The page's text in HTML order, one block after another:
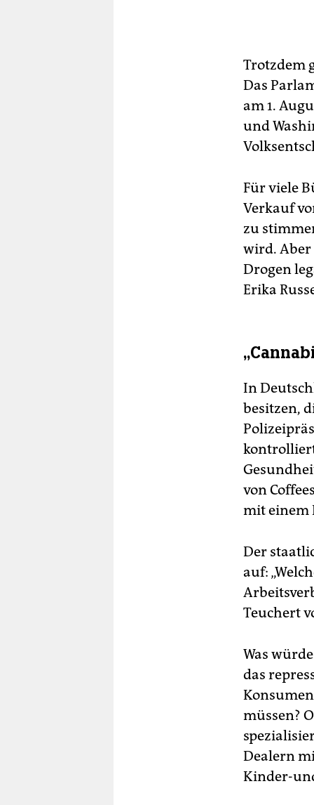
Trotzdem
Das
am 1.
und
Für viele
Verkauf
zu
wird. Aber
Drogen
Erika
In
besitzen,
von
mit einem
Der
auf:
Teuchert
Was
das
müssen?
Dealern
Kinder-